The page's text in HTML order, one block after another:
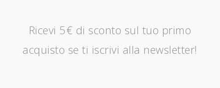
Ricevi 5€ di sconto sul tuo primo
acquisto se ti iscrivi alla newsletter!